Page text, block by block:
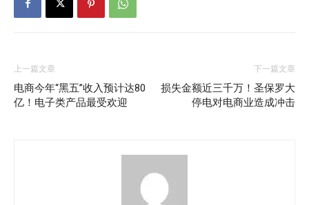
上一篇文章
电商今年“黑五”收入预计达80
亿！电子类产品最受欢迎
下一篇文章
损失金额近三千万！圣保罗大
停电对电商业造成冲击